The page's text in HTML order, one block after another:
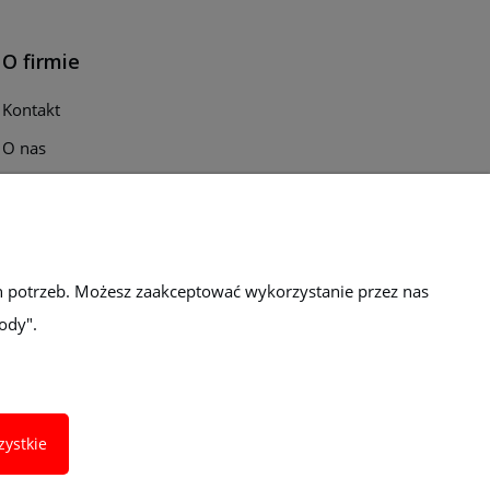
O firmie
Kontakt
O nas
Możesz zaakceptować wykorzystanie przez nas